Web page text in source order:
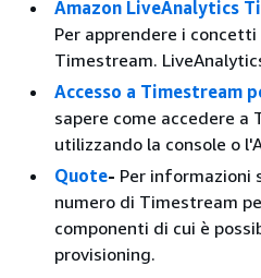
Amazon LiveAnalytics
Per apprendere i
Timestream.
Accesso a Timestream
sapere come accedere a
utilizzando la console o
Quote- Per informazioni
numero di Timestream
componenti di cui è
provisioning.